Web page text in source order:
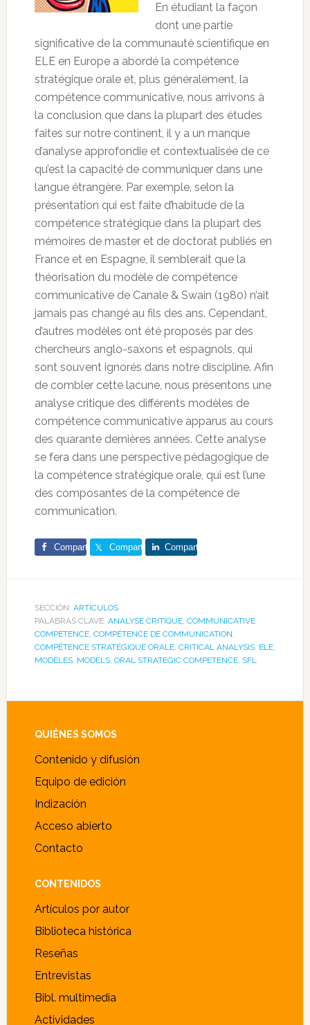
En étudiant la façon
dont une partie
significative de la communauté scientifique en
ELE en Europe a abordé la compétence
stratégique orale et, plus généralement, la
compétence communicative, nous arrivons à
la conclusion que dans la plupart des études
faites sur notre continent, il y a un manque
d’analyse approfondie et contextualisée de ce
qu’est la capacité de communiquer dans une
langue étrangère. Par exemple, selon la
présentation qui est faite d’habitude de la
compétence stratégique dans la plupart des
mémoires de master et de doctorat publiés en
France et en Espagne, il semblerait que la
théorisation du modèle de compétence
communicative de Canale & Swain (1980) n’ait
jamais pas changé au fils des ans. Cependant,
d’autres modèles ont été proposés par des
chercheurs anglo-saxons et espagnols, qui
sont souvent ignorés dans notre discipline. Afin
de combler cette lacune, nous présentons une
analyse critique des différents modèles de
compétence communicative apparus au cours
des quarante dernières années. Cette analyse
se fera dans une perspective pédagogique de
la compétence stratégique orale, qui est l’une
des composantes de la compétence de
communication.
Comparte Comparte Comparte
SECCIÓN: ARTÍCULOS
PALABRAS CLAVE: ANALYSE CRITIQUE, COMMUNICATIVE
COMPETENCE, COMPÉTENCE DE COMMUNICATION,
COMPÉTENCE STRATÉGIQUE ORALE, CRITICAL ANALYSIS, ELE,
MODÈLES, MODELS, ORAL STRATEGIC COMPETENCE, SFL
Footer
QUIÉNES SOMOS
Contenido y difusión
Equipo de edición
Indización
Acceso abierto
Contacto
CONTENIDOS
Artículos por autor
Biblioteca histórica
Reseñas
Entrevistas
Bibl. multimedia
Actividades